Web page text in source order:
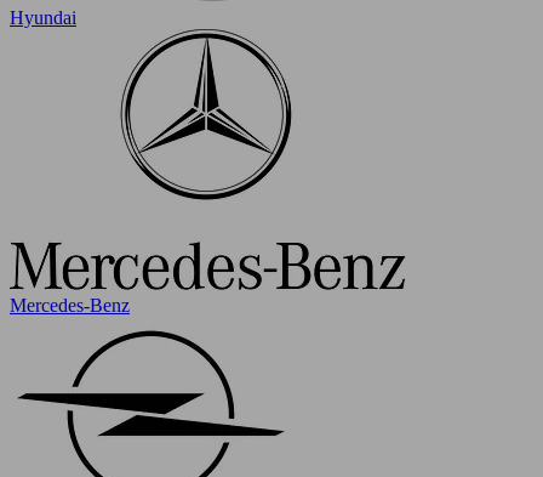
Hyundai
Mercedes-Benz